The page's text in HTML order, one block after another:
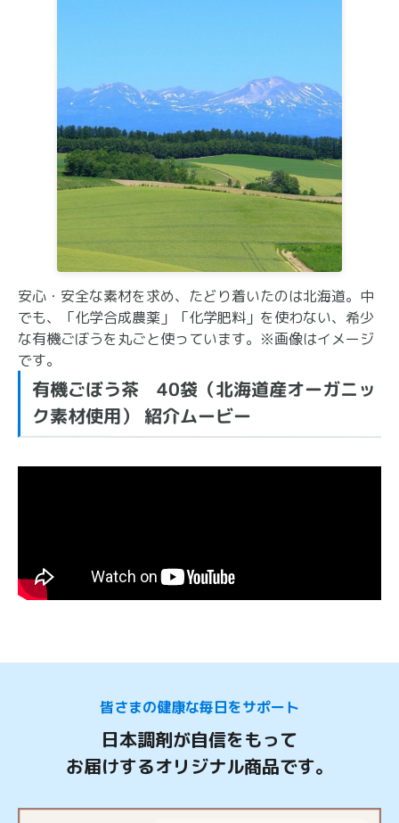
安心・安全な素材を求め、たどり着いたのは北海道。中
でも、「化学合成農薬」「化学肥料」を使わない、希少
な有機ごぼうを丸ごと使っています。※画像はイメージ
です。
有機ごぼう茶 40袋（北海道産オーガニッ
ク素材使用） 紹介ムービー
皆さまの健康な毎日をサポート
日本調剤が自信をもって
お届けするオリジナル商品です。